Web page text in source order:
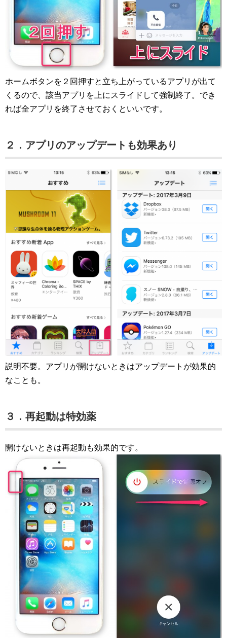
ホームボタンを２回押すと立ち上がっているアプリが出て
くるので、該当アプリを上にスライドして強制終了。でき
れば全アプリを終了させておくといいです。
２．アプリのアップデートも効果あり
説明不要。アプリが開けないときはアップデートが効果的
なことも。
３．再起動は特効薬
開けないときは再起動も効果的です。